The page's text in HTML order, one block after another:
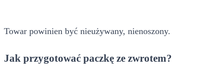
Towar powinien być nieużywany, nienoszony.
Jak przygotować paczkę ze zwrotem?